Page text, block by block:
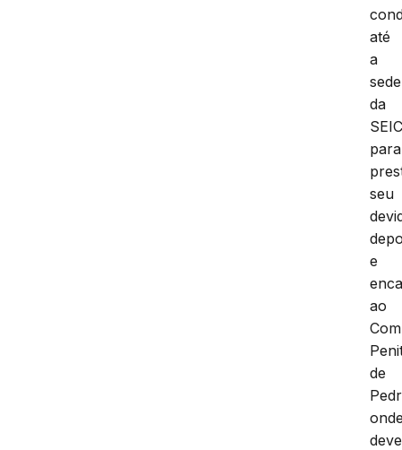
até
a
sede
da
para
seu
e
ao
de
deve